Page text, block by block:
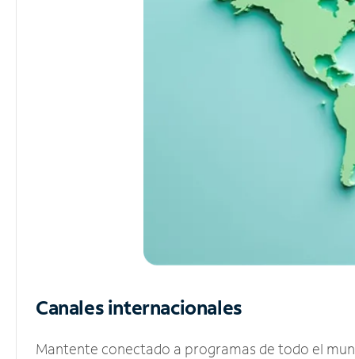
Canales internacionales
Mantente conectado a programas de todo el